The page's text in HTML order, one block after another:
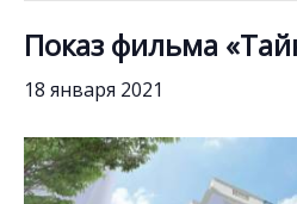
Показ фильма
18 января 2021